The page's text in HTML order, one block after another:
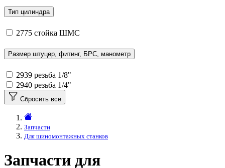
Тип цилиндра
2775 стойка ШМС
Размер штуцер, фитинг, БРС, манометр
2939 резьба 1/8"
2940 резьба 1/4"
Сбросить все
Запчасти
Для шиномонтажных станков
Запчасти для